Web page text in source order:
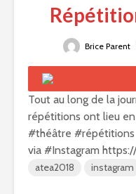
Brice Parent
Tout au long de la
répétitions ont lieu
#théâtre #répétitions
via #Instagram
atea2018 instagram